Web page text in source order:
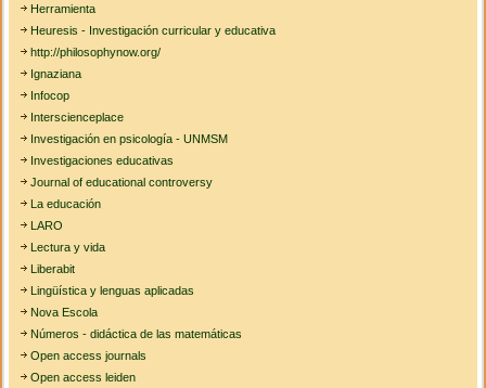
Herramienta
Heuresis - Investigación curricular y educativa
http://philosophynow.org/
Ignaziana
Infocop
Interscienceplace
Investigación en psicología - UNMSM
Investigaciones educativas
Journal of educational controversy
La educación
LARO
Lectura y vida
Liberabit
Lingüística y lenguas aplicadas
Nova Escola
Números - didáctica de las matemáticas
Open access journals
Open access leiden